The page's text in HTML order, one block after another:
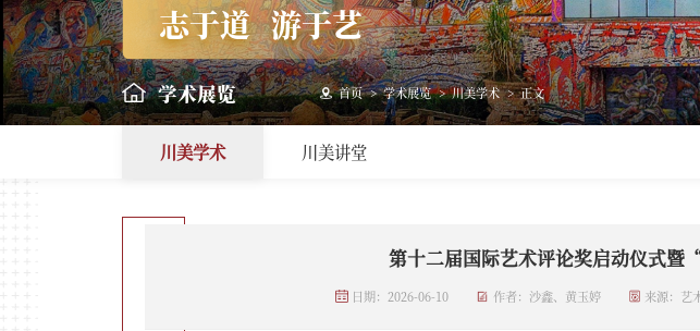
志于道 游于艺
学术展览 首页 > 学术展览 > 川美学术 > 正文
川美学术 川美讲堂
第十二届国际艺术评论奖启动仪式
日期：2026-06-10 作者：沙鑫、黄玉婷 来源：艺